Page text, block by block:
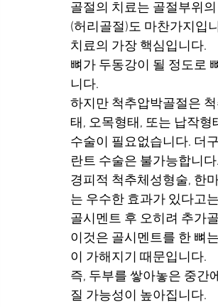
골절의 치료는 골절부위
(허리골절)도 마찬가지입
치료의 가장 핵심입니다.
뼈가 두동강이 될 정도로
니다.
하지만 척추압박골절은
태, 오목형태, 또는 납작
수술이 필요없습니다. 더
란트 수술은 불가능합니다.
경피적 척추체성형술, 한
는 우수한 효과가 있다고
골시멘트 후 오히려 추가
이것은 골시멘트를 한 뼈
이 가해지기 때문입니다.
즉, 두부를 쌓아놓은 중간
질 가능성이 높아집니다.